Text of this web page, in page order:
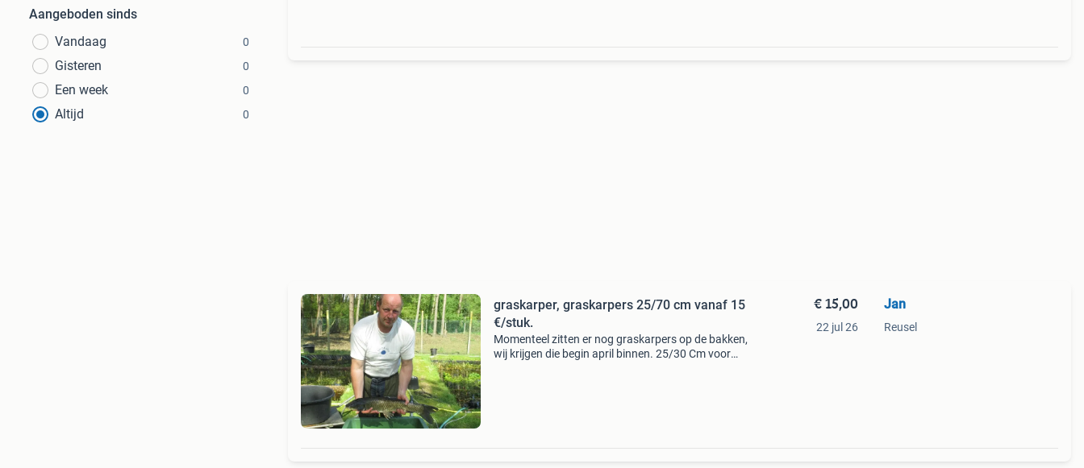
Aangeboden sinds
Vandaag
0
Gisteren 0
Een week 0
Altijd 0
graskarper, graskarpers 25/70 cm vanaf 15
€/stuk.
Momenteel zitten er nog graskarpers op de bakken,
wij krijgen die begin april binnen. 25/30 Cm voor
€ 15,00
22 jul 26
Jan
Reusel